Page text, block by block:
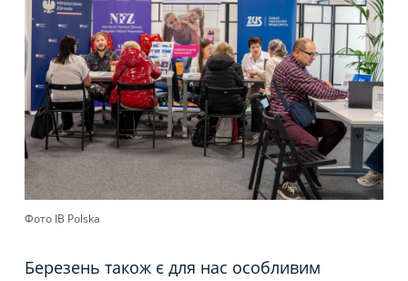
Фото IB Polska
Березень також є для нас особливим